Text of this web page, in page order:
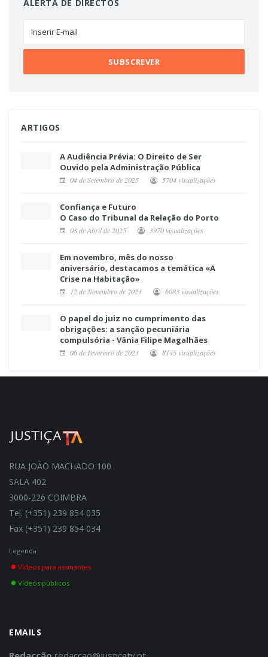
ALERTA DE DIRECTOS
ARTIGOS
A Audiência Prévia: O Direito de Ser
Ouvido pela Administração Pública
04 de Setembro de 2025 5704 visualizações
Confiança e Futuro
O Caso do Tribunal da Relação do Porto
08 de Abril de 2025 3970 visualizações
Em novembro, mês do nosso
aniversário, destacamos a temática «A
Crise na Habitação»
12 de Novembro de 2023 6083 visualizações
O papel do juiz no cumprimento das
obrigações: a sanção pecuniária
compulsória - Vânia Filipe Magalhães
06 de Fevereiro de 2023 8145 visualizações
RUA JOÃO MACHADO 100
SALA 402
3000-226 COIMBRA
Tel. (+351) 239 854 035
Fax (+351) 239 854 034
Legenda:
Vídeos para assinantes
Vídeos públicos
EMAILS